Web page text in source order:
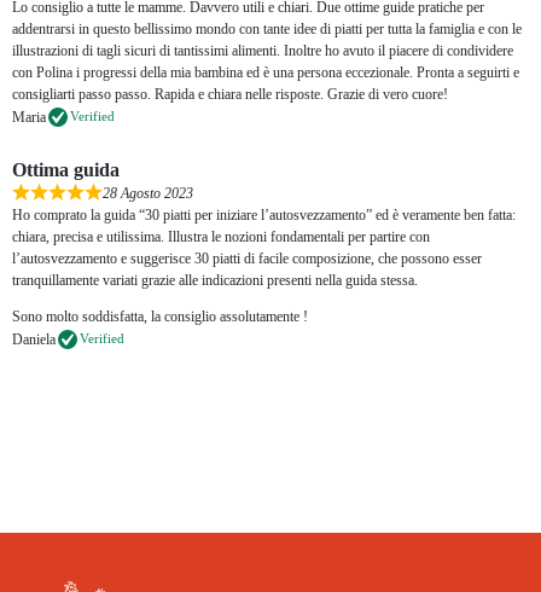
Lo consiglio a tutte le mamme. Davvero utili e chiari. Due ottime guide pratiche per
addentrarsi in questo bellissimo mondo con tante idee di piatti per tutta la famiglia e con le
illustrazioni di tagli sicuri di tantissimi alimenti. Inoltre ho avuto il piacere di condividere
con Polina i progressi della mia bambina ed è una persona eccezionale. Pronta a seguirti e
consigliarti passo passo. Rapida e chiara nelle risposte. Grazie di vero cuore!
Maria
Verified
Ottima guida
28 Agosto 2023
Ho comprato la guida “30 piatti per iniziare l’autosvezzamento” ed è veramente ben fatta:
chiara, precisa e utilissima. Illustra le nozioni fondamentali per partire con
l’autosvezzamento e suggerisce 30 piatti di facile composizione, che possono esser
tranquillamente variati grazie alle indicazioni presenti nella guida stessa.
Sono molto soddisfatta, la consiglio assolutamente !
Daniela
Verified